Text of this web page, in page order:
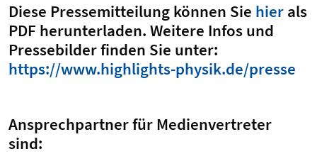
Diese Pressemitteilung können Sie hier als
PDF herunterladen. Weitere Infos und
Pressebilder finden Sie unter:
https://www.highlights-physik.de/presse
Ansprechpartner für Medienvertreter
sind: